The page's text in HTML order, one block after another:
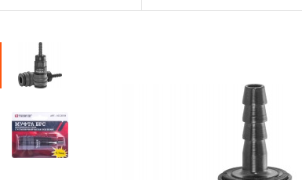
Золотая лихорадка
Распродажа
Уцененный товар